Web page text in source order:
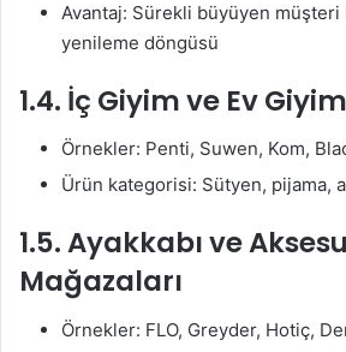
Avantaj: Sürekli büyüyen müşteri
yenileme döngüsü
1.4. İç Giyim ve Ev
Örnekler: Penti, Suwen, Kom,
Ürün kategorisi: Sütyen, pijama,
1.5. Ayakkabı ve
Mağazaları
Örnekler: FLO, Greyder, Hotiç,